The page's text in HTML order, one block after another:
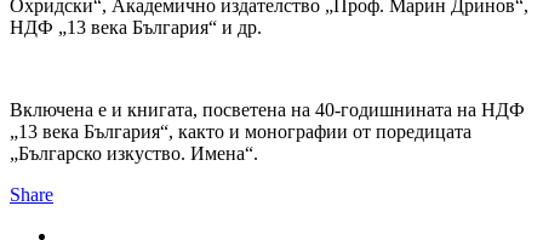
Охридски“, Академично издателство „Проф. Марин Дринов“,
НДФ „13 века България“ и др.
Включена е и книгата, посветена на 40-годишнината на НДФ
„13 века България“, както и монографии от поредицата
„Българско изкуство. Имена“.
Share